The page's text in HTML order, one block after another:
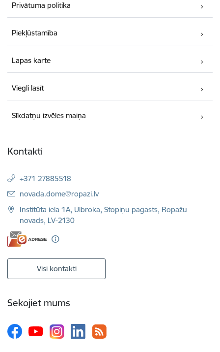
Privātuma politika
Piekļūstamība
Lapas karte
Viegli lasīt
Sīkdatņu izvēles maiņa
Kontakti
+371 27885518
E-pasts:
novada.dome@ropazi.lv
Institūta iela 1A, Ulbroka, Stopiņu pagasts, Ropažu
novads, LV-2130
Visi kontakti
Sekojiet mums